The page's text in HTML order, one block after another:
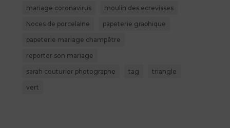
mariage coronavirus moulin des ecrevisses
Noces de porcelaine papeterie graphique
papeterie mariage champêtre
reporter son mariage
sarah couturier photographe tag triangle
vert